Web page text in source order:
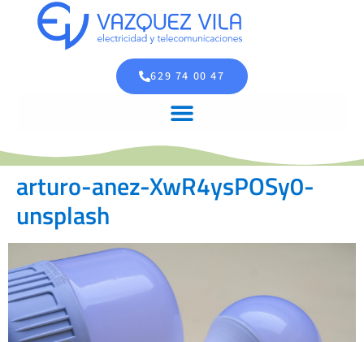
629 74 00 47
arturo-anez-XwR4ysPOSy0-
unsplash